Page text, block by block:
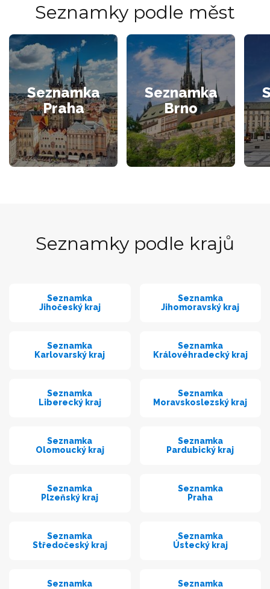
Seznamky podle měst
Seznamka
Praha
Seznamka
Brno
Seznamky podle krajů
Seznamka
Jihočeský kraj
Seznamka
Jihomoravský kraj
Seznamka
Karlovarský kraj
Seznamka
Královéhradecký kraj
Seznamka
Liberecký kraj
Seznamka
Moravskoslezský kraj
Seznamka
Olomoucký kraj
Seznamka
Pardubický kraj
Seznamka
Plzeňský kraj
Seznamka
Praha
Seznamka
Středočeský kraj
Seznamka
Ústecký kraj
Seznamka
Seznamka